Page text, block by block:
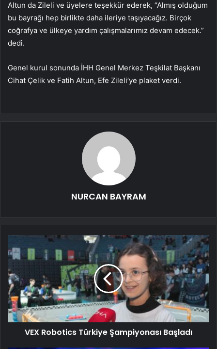
Altun da Zileli ve üyelere teşekkür ederek, “Almış olduğum
bu bayrağı hep birlikte daha ileriye taşıyacağız. Birçok
coğrafya ve ülkeye yardım çalışmalarımız devam edecek.”
dedi.
Genel kurul sonunda İHH Genel Merkez Teşkilat Başkanı
Cihat Çelik ve Fatih Altun, Efe Zileli’ye plaket verdi.
NURCAN BAYRAM
VEX Robotics Türkiye Şampiyonası Başladı